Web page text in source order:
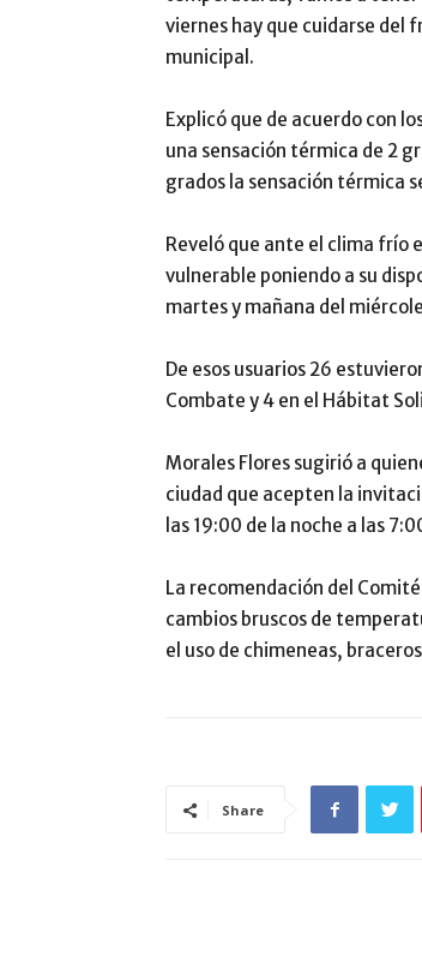
viernes hay que cuidarse del
municipal.
Explicó que de acuerdo con
una sensación térmica de 2
grados la sensación térmica
Reveló que ante el clima frío
vulnerable poniendo a su
martes y mañana del
De esos usuarios 26
Combate y 4 en el Hábitat
Morales Flores sugirió a
ciudad que acepten la
las 19:00 de la noche a las
La recomendación del
cambios bruscos de
el uso de chimeneas,
Share